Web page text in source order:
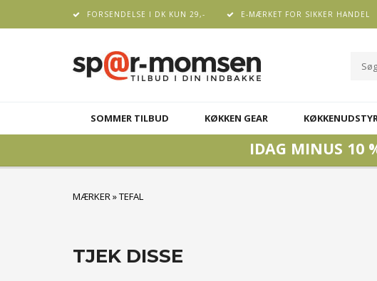
FORSENDELSE I DK KUN 29,- E-MÆRKET FOR SIKKER HANDEL
SOMMER TILBUD KØKKEN GEAR
IDAG MINUS
MÆRKER»TEFAL
TJEK DISSE